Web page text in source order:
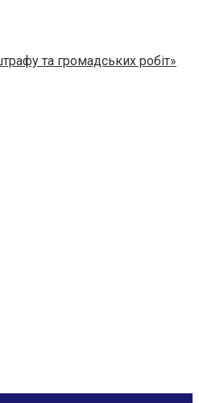
та громадських робіт»